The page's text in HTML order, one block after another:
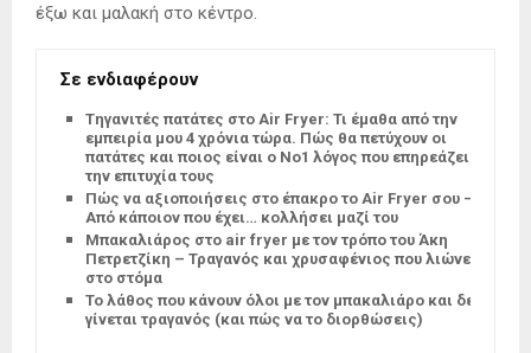
έξω και μαλακή στο κέντρο.
Σε ενδιαφέρουν
Tηγανιτές πατάτες στο Air Fryer: Τι έμαθα από την
εμπειρία μου 4 χρόνια τώρα. Πώς θα πετύχουν οι
πατάτες και ποιος είναι ο Νο1 λόγος που επηρεάζει
την επιτυχία τους
Πώς να αξιοποιήσεις στο έπακρο το Air Fryer σου –
Από κάποιον που έχει… κολλήσει μαζί του
Μπακαλιάρος στο air fryer με τον τρόπο του Άκη
Πετρετζίκη – Τραγανός και χρυσαφένιος που λιώνει
στο στόμα
Το λάθος που κάνουν όλοι με τον μπακαλιάρο και δεν
γίνεται τραγανός (και πώς να το διορθώσεις)